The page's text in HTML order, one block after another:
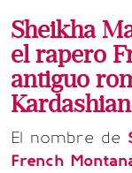
Sheikha
el rapero
antiguo
Kardashian
El nombre de
French